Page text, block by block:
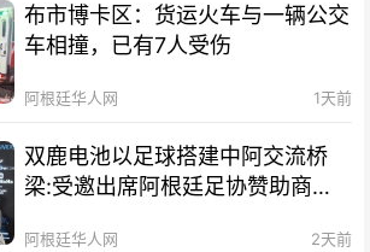
布市博卡区：货运火车与一辆公交
车相撞，已有7人受伤
阿根廷华人网 1天前
双鹿电池以足球搭建中阿交流桥
梁:受邀出席阿根廷足协赞助商招
阿根廷华人网 2天前